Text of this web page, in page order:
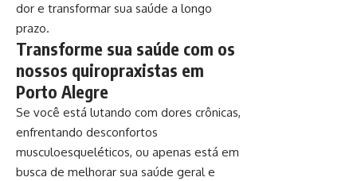
dor e transformar sua saúde a longo
prazo.
Transforme sua saúde com os
nossos quiropraxistas em
Porto Alegre
Se você está lutando com dores crônicas,
enfrentando desconfortos
musculoesqueléticos, ou apenas está em
busca de melhorar sua saúde geral e